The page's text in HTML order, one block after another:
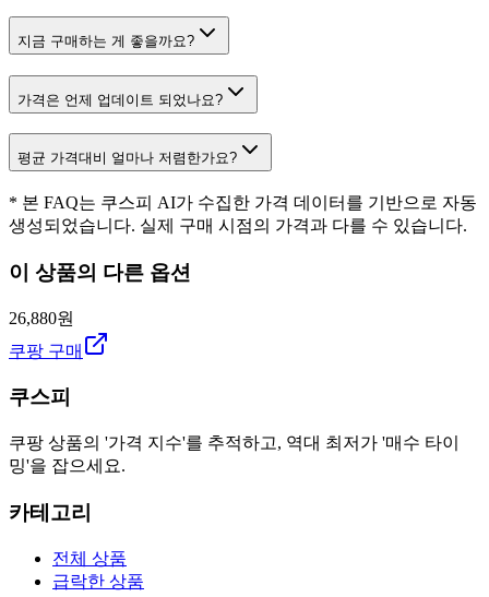
지금 구매하는 게 좋을까요?
가격은 언제 업데이트 되었나요?
평균 가격대비 얼마나 저렴한가요?
* 본 FAQ는 쿠스피 AI가 수집한 가격 데이터를 기반으로 자동
생성되었습니다. 실제 구매 시점의 가격과 다를 수 있습니다.
이 상품의 다른 옵션
26,880원
쿠팡 구매
쿠스피
쿠팡 상품의 '가격 지수'를 추적하고, 역대 최저가 '매수 타이
밍'을 잡으세요.
카테고리
전체 상품
급락한 상품